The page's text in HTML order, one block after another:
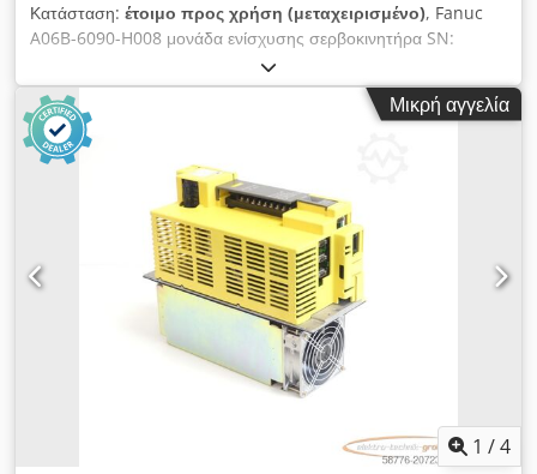
Κατάσταση: έτοιμο προς χρήση (μεταχειρισμένο), Fanuc
A06B-6090-H008 μονάδα ενίσχυσης σερβοκινητήρα SN:
EA5505042, μεταχειρισμένη, με φυσιολογικά ίχνη χρήσης,
πλήρως λειτουργική, παράδοση σύμφωνα με τις φωτογραφίες.
Dkjdpfxex Erbqe Anper
Μικρή αγγελία
1 /4